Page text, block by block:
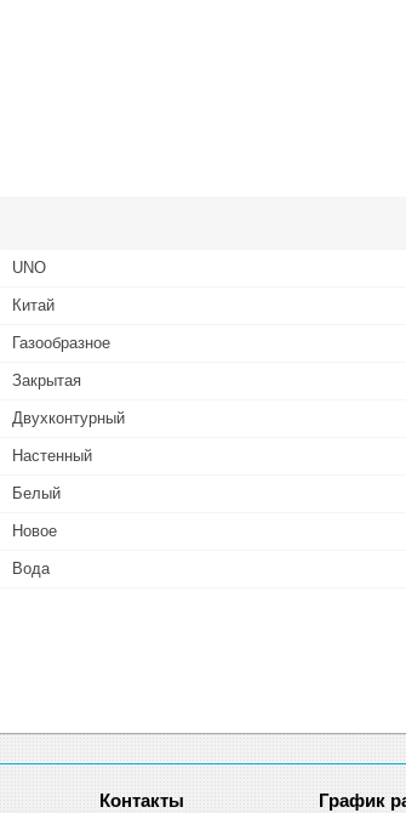
UNO
Китай
Газообразное
Закрытая
Двухконтурный
Настенный
Белый
Новое
Вода
График